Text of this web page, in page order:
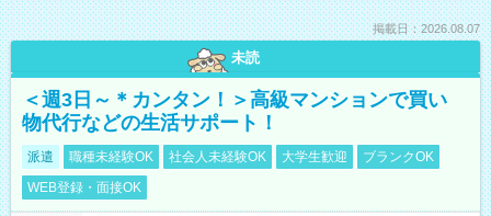
掲載日：2026.08.07
未読
＜週3日～＊カンタン！＞高級マンションで買い
物代行などの生活サポート！
派遣 職種未経験OK 社会人未経験OK 大学生歓迎
ブランクOK
WEB登録・面接OK